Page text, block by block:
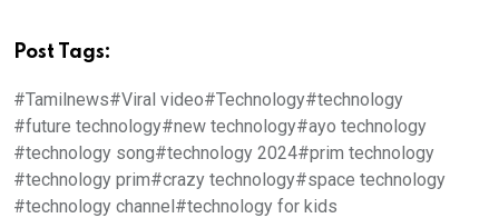
Post Tags:
#Tamilnews#Viral video#Technology#technology
#future technology#new technology#ayo technology
#technology song#technology 2024#prim technology
#technology prim#crazy technology#space technology
#technology channel#technology for kids